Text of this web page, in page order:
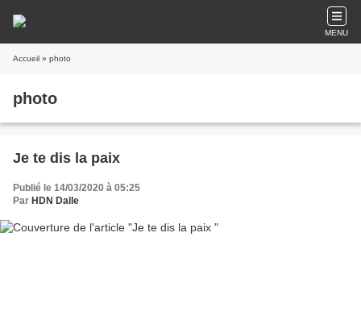
MENU
Accueil » photo
photo
Je te dis la paix
Publié le 14/03/2020 à 05:25
Par HDN Dalle